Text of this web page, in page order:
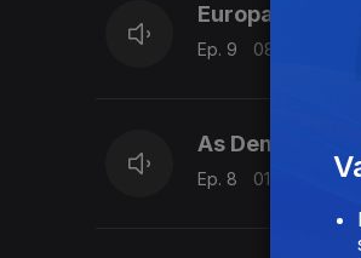
Europa
Ep. 9 08 mar. 2025
As
Ep. 8 01 mar. 2025